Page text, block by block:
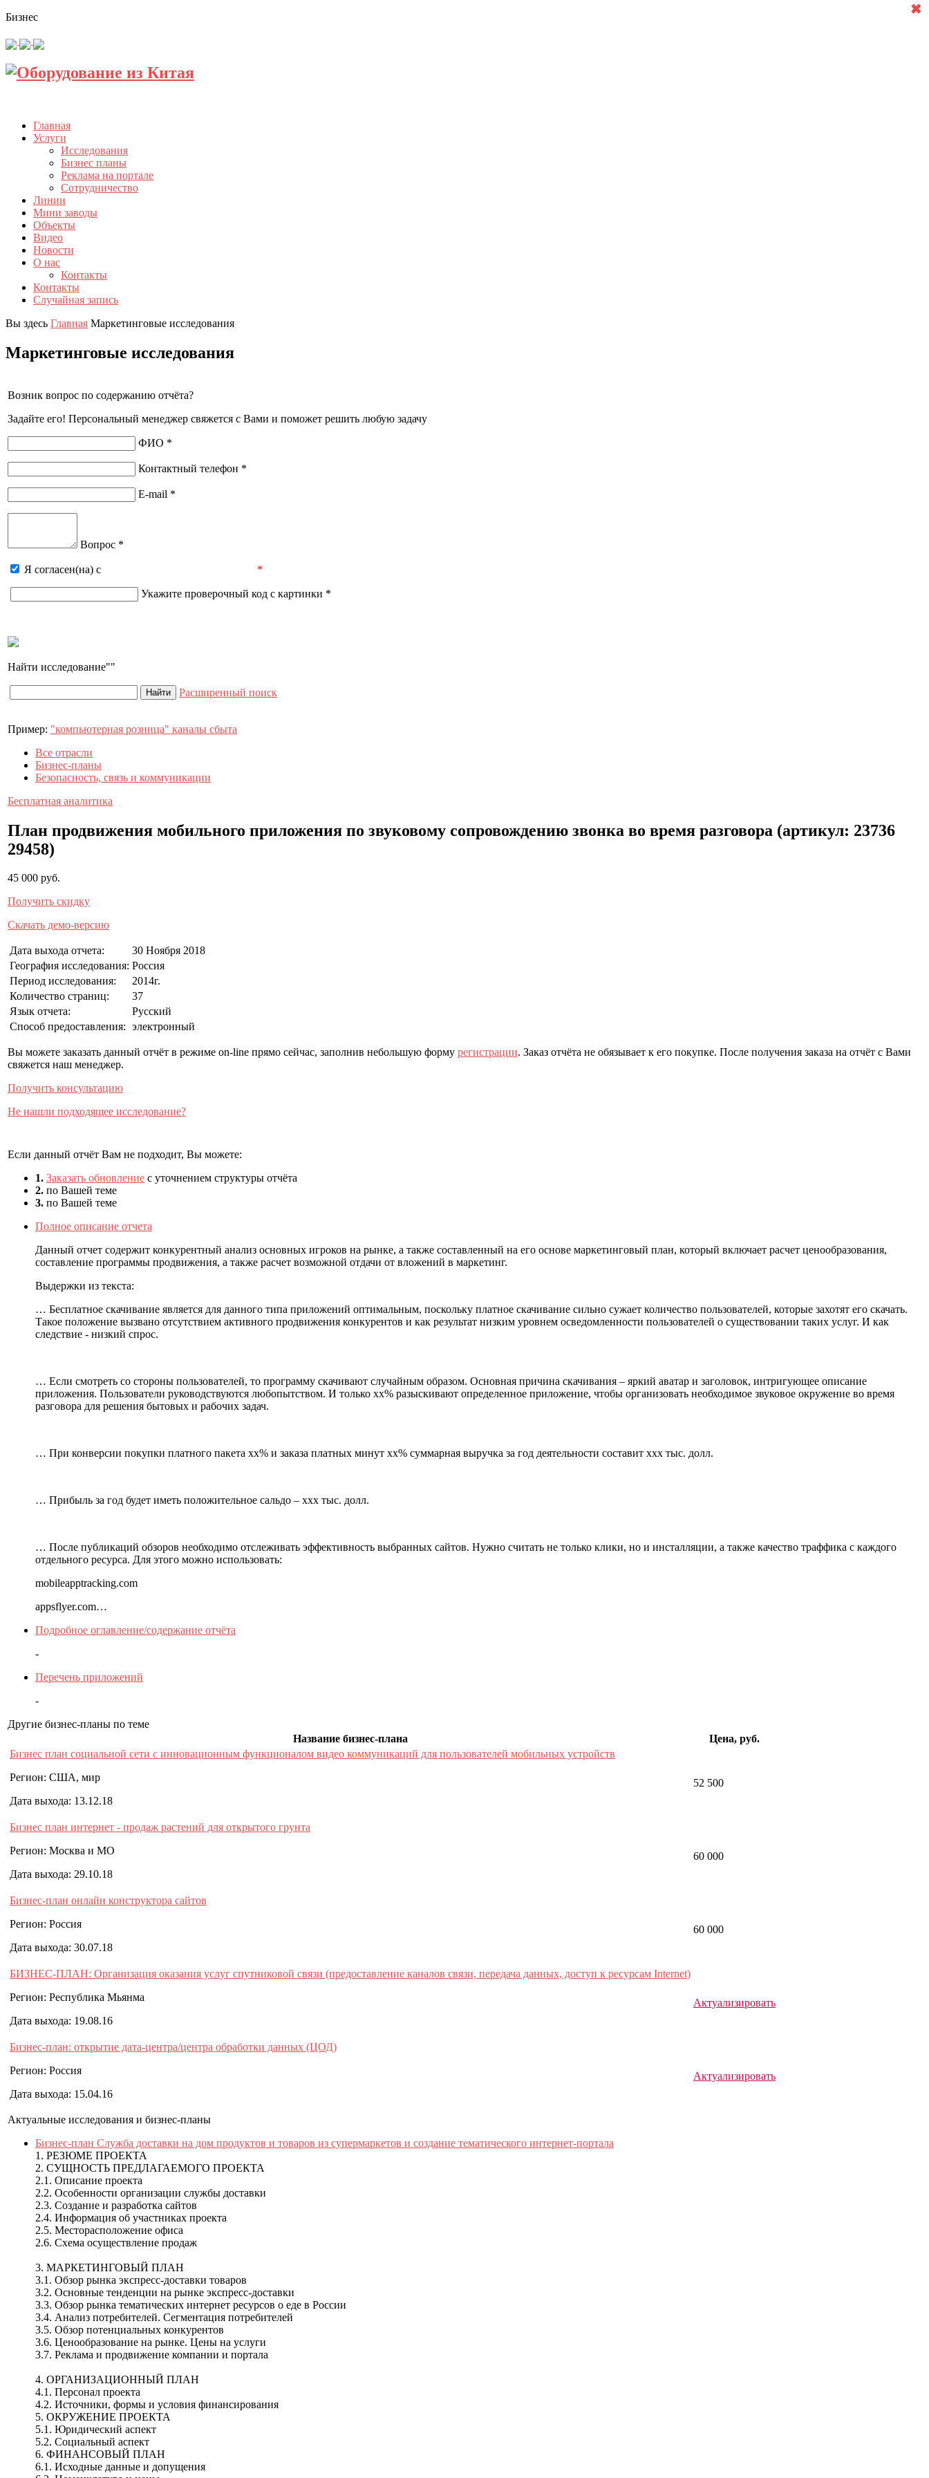
Бизнес
Главная
Услуги
Исследования
Бизнес планы
Реклама на портале
Сотрудничество
Линии
Мини заводы
Объекты
Видео
Новости
О нас
Контакты
Контакты
Случайная запись
Вы здесь Главная Маркетинговые исследования
Маркетинговые исследования
Возник вопрос по содержанию отчёта?
Задайте его! Персональный менеджер свяжется с Вами и поможет решить любую задачу
ФИО *
Контактный телефон *
E-mail *
Вопрос *
Я согласен(на) с *
Укажите проверочный код с картинки *
Найти исследование
Расширенный поиск
Пример: "компьютерная розница" каналы сбыта
Все отрасли
Бизнес-планы
Безопасность, связь и коммуникации
Бесплатная аналитика
План продвижения мобильного приложения по звуковому сопровождению звонка во время разговора (артикул: 23736
29458)
45 000 руб.
Получить скидку
Скачать демо-версию
Дата выхода отчета:
30 Ноября 2018
География исследования: Россия
Период исследования:
2014г.
Количество страниц:
37
Язык отчета:
Русский
Способ предоставления: электронный
Вы можете заказать данный отчёт в режиме on-line прямо сейчас, заполнив небольшую форму регистрации. Заказ отчёта не обязывает к его покупке. После получения заказа на отчёт с Вами
свяжется наш менеджер.
Получить консультацию
Не нашли подходящее исследование?
Если данный отчёт Вам не подходит, Вы можете:
1. Заказать обновление с уточнением структуры отчёта
2. по Вашей теме
3. по Вашей теме
Полное описание отчета
Данный отчет содержит конкурентный анализ основных игроков на рынке, а также составленный на его основе маркетинговый план, который включает расчет ценообразования,
составление программы продвижения, а также расчет возможной отдачи от вложений в маркетинг.
Выдержки из текста:
… Бесплатное скачивание является для данного типа приложений оптимальным, поскольку платное скачивание сильно сужает количество пользователей, которые захотят его скачать.
Такое положение вызвано отсутствием активного продвижения конкурентов и как результат низким уровнем осведомленности пользователей о существовании таких услуг. И как
следствие - низкий спрос.
… Если смотреть со стороны пользователей, то программу скачивают случайным образом. Основная причина скачивания – яркий аватар и заголовок, интригующее описание
приложения. Пользователи руководствуются любопытством. И только хх% разыскивают определенное приложение, чтобы организовать необходимое звуковое окружение во время
разговора для решения бытовых и рабочих задач.
… При конверсии покупки платного пакета хх% и заказа платных минут хх% суммарная выручка за год деятельности составит ххх тыс. долл.
… Прибыль за год будет иметь положительное сальдо – ххх тыс. долл.
… После публикаций обзоров необходимо отслеживать эффективность выбранных сайтов. Нужно считать не только клики, но и инсталляции, а также качество траффика с каждого
отдельного ресурса. Для этого можно использовать:
mobileapptracking.com
appsflyer.com…
Подробное оглавление/содержание отчёта
-
Перечень приложений
-
Другие бизнес-планы по теме
Название бизнес-плана
Цена, руб.
Бизнес план социальной сети с инновационным функционалом видео коммуникаций для пользователей мобильных устройств
Регион: США, мир
Дата выхода: 13.12.18
52 500
Бизнес план интернет - продаж растений для открытого грунта
Регион: Москва и МО
Дата выхода: 29.10.18
60 000
Бизнес-план онлайн конструктора сайтов
Регион: Россия
Дата выхода: 30.07.18
60 000
БИЗНЕС-ПЛАН: Организация оказания услуг спутниковой связи (предоставление каналов связи, передача данных, доступ к ресурсам Internet)
Регион: Республика Мьянма
Дата выхода: 19.08.16
Актуализировать
Бизнес-план: открытие дата-центра/центра обработки данных (ЦОД)
Регион: Россия
Дата выхода: 15.04.16
Актуализировать
Актуальные исследования и бизнес-планы
Бизнес-план Служба доставки на дом продуктов и товаров из супермаркетов и создание тематического интернет-портала
1. РЕЗЮМЕ ПРОЕКТА
2. СУЩНОСТЬ ПРЕДЛАГАЕМОГО ПРОЕКТА
2.1. Описание проекта
2.2. Особенности организации службы доставки
2.3. Создание и разработка сайтов
2.4. Информация об участниках проекта
2.5. Месторасположение офиса
2.6. Схема осуществление продаж
3. МАРКЕТИНГОВЫЙ ПЛАН
3.1. Обзор рынка экспресс-доставки товаров
3.2. Основные тенденции на рынке экспресс-доставки
3.3. Обзор рынка тематических интернет ресурсов о еде в России
3.4. Анализ потребителей. Сегментация потребителей
3.5. Обзор потенциальных конкурентов
3.6. Ценообразование на рынке. Цены на услуги
3.7. Реклама и продвижение компании и портала
4. ОРГАНИЗАЦИОННЫЙ ПЛАН
4.1. Персонал проекта
4.2. Источники, формы и условия финансирования
5. ОКРУЖЕНИЕ ПРОЕКТА
5.1. Юридический аспект
5.2. Социальный аспект
6. ФИНАНСОВЫЙ ПЛАН
6.1. Исходные данные и допущения
✖
✖
✖
✖
✖
✖
✖